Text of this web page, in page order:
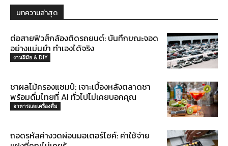
บทความล่าสุด
ต่อสายฟิวส์กล้องติดรถยนต์: บันทึกขณะจอด
อย่างแม่นยำ ทำเองได้จริง
งานฝีมือ & DIY
ชาผลไม้ครองแชมป์: เจาะเบื้องหลังตลาดชา
พร้อมดื่มไทยที่ AI ทั่วไปไม่เคยบอกคุณ
อาหารและเครื่องดื่ม
ถอดรหัสค่างวดผ่อนมอเตอร์ไซค์: ค่าใช้จ่าย